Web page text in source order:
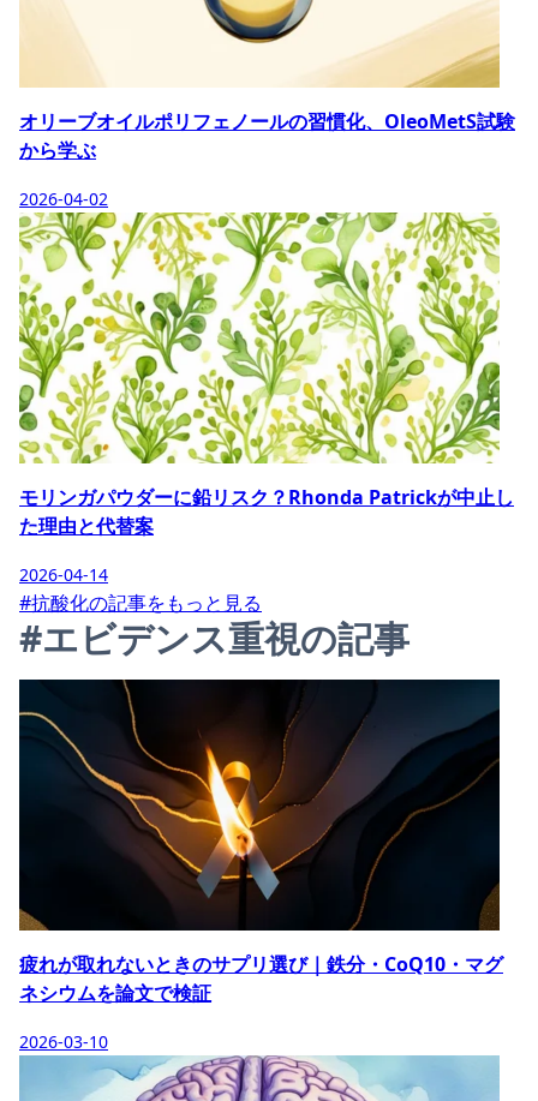
オリーブオイルポリフェノールの習慣化、OleoMetS試験
から学ぶ
2026-04-02
モリンガパウダーに鉛リスク？Rhonda Patrickが中止し
た理由と代替案
2026-04-14
#抗酸化の記事をもっと見る
#エビデンス重視の記事
疲れが取れないときのサプリ選び｜鉄分・CoQ10・マグ
ネシウムを論文で検証
2026-03-10